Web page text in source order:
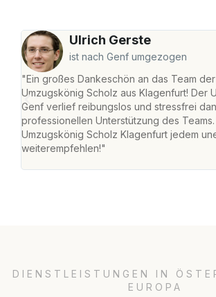
Ulrich Gerste
ist nach Genf umgezogen
"Ein großes Dankeschön an das Team der
Umzugskönig Scholz aus Klagenfurt! Der
Genf verlief reibungslos und stressfrei
professionellen Unterstützung des Teams.
Umzugskönig Scholz Klagenfurt jedem
weiterempfehlen!"
DIENSTLEISTUNGEN IN
EUROPA